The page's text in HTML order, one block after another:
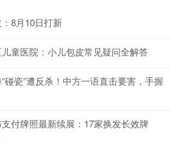
8月10日打新
童医院：小儿包皮常见疑问全解答
碰瓷”遭反杀！中方一语直击要害，手握
付牌照最新续展：17家换发长效牌